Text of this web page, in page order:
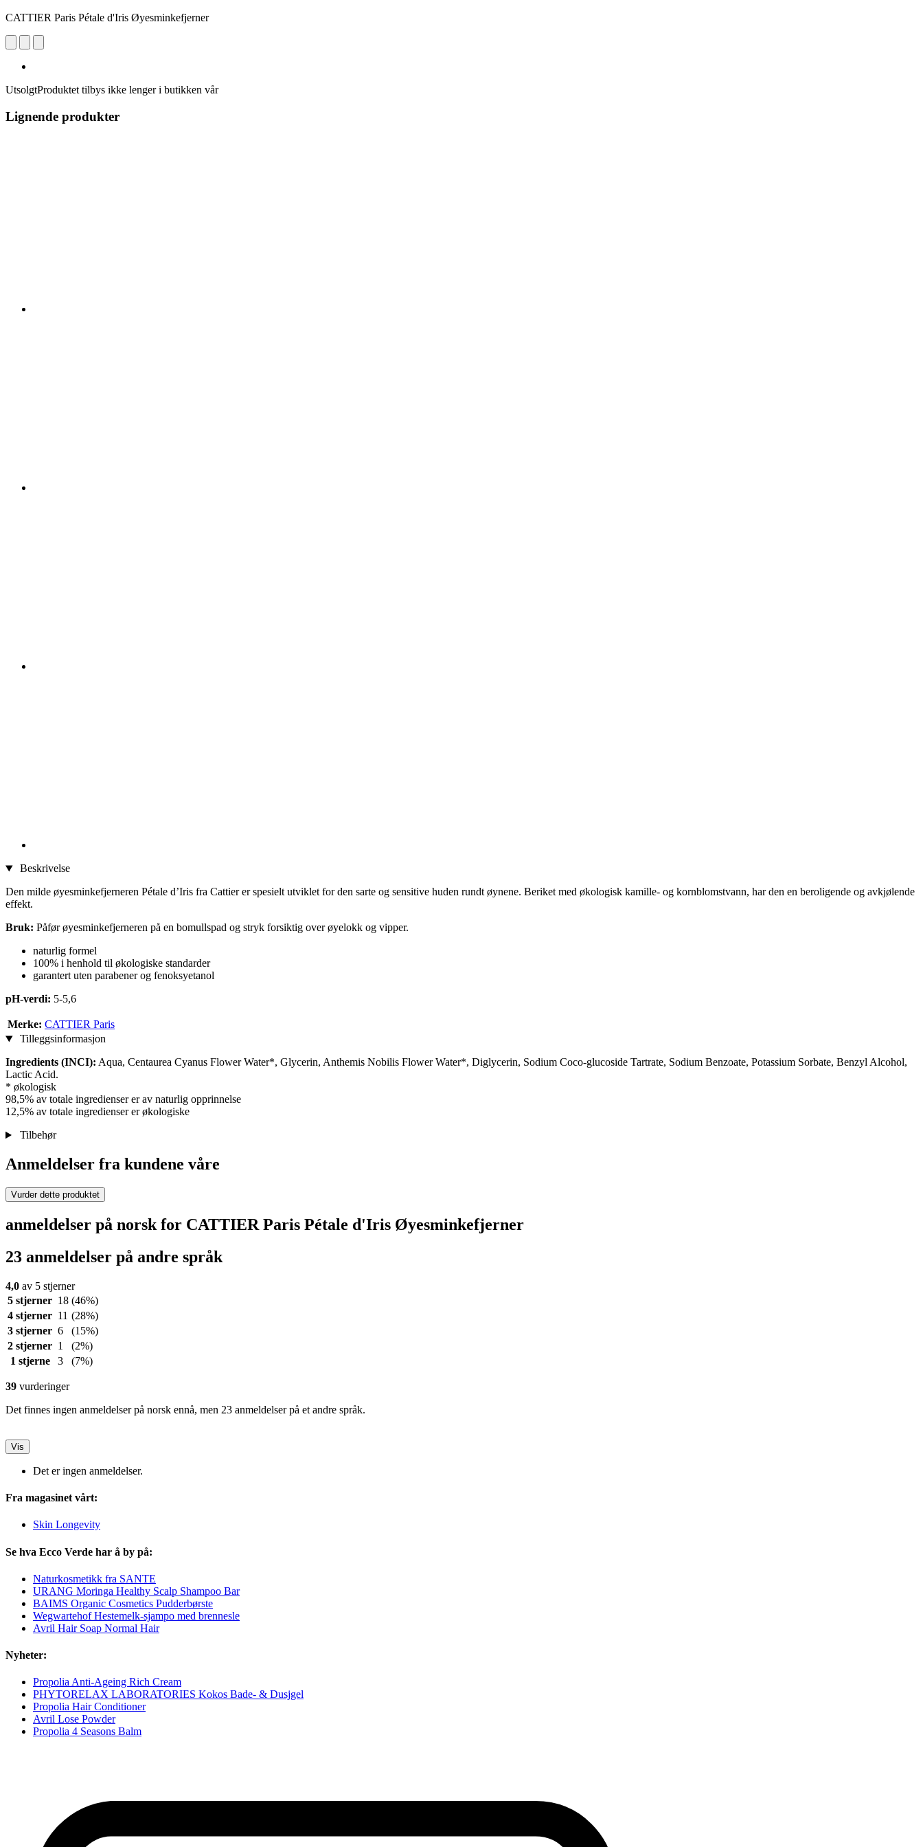
CATTIER Paris Pétale d'Iris Øyesminkefjerner
UtsolgtProduktet tilbys ikke lenger i butikken vår
Lignende produkter
Beskrivelse
Den milde øyesminkefjerneren Pétale d’Iris fra Cattier er spesielt utviklet for den sarte og sensitive huden rundt øynene. Beriket med økologisk kamille- og kornblomstvann, har den en beroligende og avkjølende
effekt.
Bruk: Påfør øyesminkefjerneren på en bomullspad og stryk forsiktig over øyelokk og vipper.
naturlig formel
100% i henhold til økologiske standarder
garantert uten parabener og fenoksyetanol
pH-verdi: 5-5,6
Merke: CATTIER Paris
Tilleggsinformasjon
Ingredients (INCI): Aqua, Centaurea Cyanus Flower Water*, Glycerin, Anthemis Nobilis Flower Water*, Diglycerin, Sodium Coco-glucoside Tartrate, Sodium Benzoate, Potassium Sorbate, Benzyl Alcohol,
Lactic Acid.
* økologisk
98,5% av totale ingredienser er av naturlig opprinnelse
12,5% av totale ingredienser er økologiske
Tilbehør
Anmeldelser fra kundene våre
Vurder dette produktet
anmeldelser på norsk for CATTIER Paris Pétale d'Iris Øyesminkefjerner
23 anmeldelser på andre språk
4,0 av 5 stjerner
5 stjerner 18 (46%)
4 stjerner 11 (28%)
3 stjerner 6
(15%)
2 stjerner 1
(2%)
1 stjerne
3 (7%)
39 vurderinger
Det finnes ingen anmeldelser på norsk ennå, men 23 anmeldelser på et andre språk.
Vis
Det er ingen anmeldelser.
Fra magasinet vårt:
Skin Longevity
Se hva Ecco Verde har å by på:
Naturkosmetikk fra SANTE
URANG Moringa Healthy Scalp Shampoo Bar
BAIMS Organic Cosmetics Pudderbørste
Wegwartehof Hestemelk-sjampo med brennesle
Avril Hair Soap Normal Hair
Nyheter:
Propolia Anti-Ageing Rich Cream
PHYTORELAX LABORATORIES Kokos Bade- & Dusjgel
Propolia Hair Conditioner
Avril Lose Powder
Propolia 4 Seasons Balm